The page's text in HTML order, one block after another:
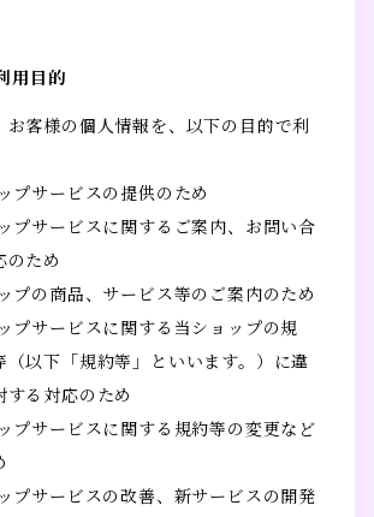
用目的
お客様の個人情報を、以下の目的で利
プサービスの提供のため
プサービスに関するご案内、お問い合
のため
プの商品、サービス等のご案内のため
プサービスに関する当ショップの規
（以下「規約等」といいます。）に違
する対応のため
プサービスに関する規約等の変更など
プサービスの改善、新サービスの開発